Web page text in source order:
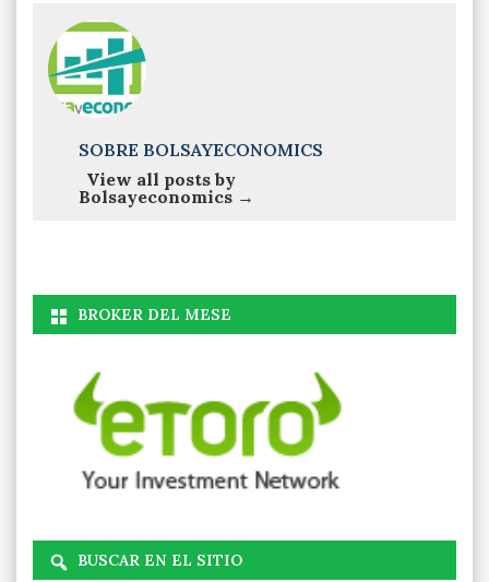
SOBRE BOLSAYECONOMICS
View all posts by
Bolsayeconomics →
BROKER DEL MESE
BUSCAR EN EL SITIO